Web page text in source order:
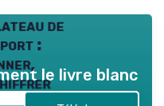
de
:
le livre blanc